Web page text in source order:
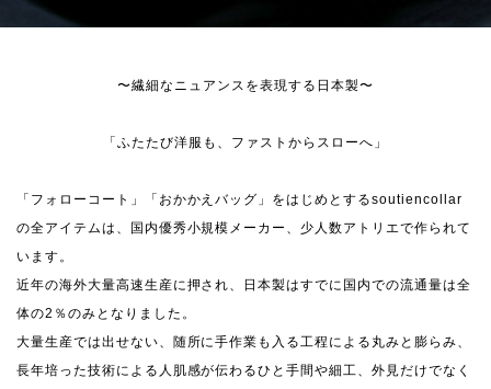
〜繊細なニュアンスを表現する日本製〜
「ふたたび洋服も、ファストからスローへ」
「フォローコート」「おかかえバッグ」をはじめとするsoutiencollar
の全アイテムは、国内優秀小規模メーカー、少人数アトリエで作られて
います。
近年の海外大量高速生産に押され、日本製はすでに国内での流通量は全
体の2％のみとなりました。
大量生産では出せない、随所に手作業も入る工程による丸みと膨らみ、
長年培った技術による人肌感が伝わるひと手間や細工、外見だけでなく